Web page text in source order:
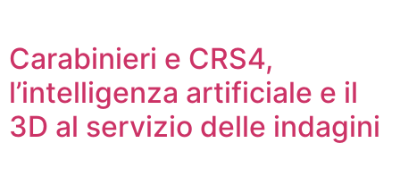
Carabinieri e CRS4,
l’intelligenza artificiale e il
3D al servizio delle indagini